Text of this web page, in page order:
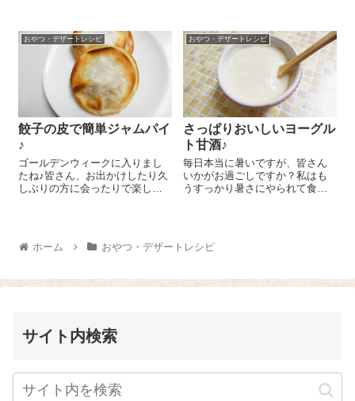
リにできるので実はぴったりな
のかも＾＾。 平皿などに太白ご
ま油 15g、メープルシロップ
ト』70gを細かく刻...
おやつ・デザートレシピ
餃子の皮で簡単ジャムパイ
♪
ゴールデンウィークに入りまし
たね♪皆さん、お出かけしたり久
しぶりの方に会ったりで楽しく
したりしています。子どもと一
緒におやつを作ったりするにも
おやつ・デザートレシピ
さっぱりおいしいヨーグル
ト甘酒♪
毎日本当に暑いですが、皆さん
いかがお過ごしですか？私はも
うすっかり暑さにやられて食欲
ですよね～。ということで最近
ホーム おやつ・デザートレシピ
サイト内検索